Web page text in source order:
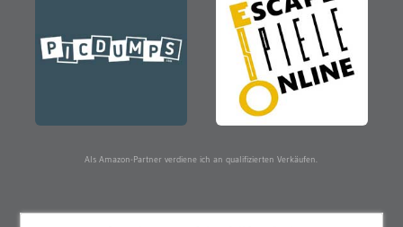
Als Amazon-Partner verdiene ich an qualifizierten Verkäufen.